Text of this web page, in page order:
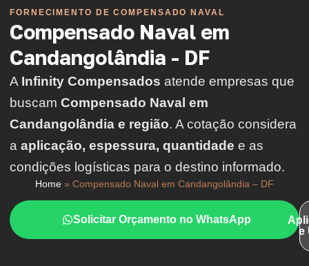
FORNECIMENTO DE COMPENSADO NAVAL
Compensado Naval em
Candangolândia - DF
A Infinity Compensados atende empresas que
buscam Compensado Naval em
Candangolândia e região. A cotação considera
a aplicação, espessura, quantidade e as
condições logísticas para o destino informado.
Home » Compensado Naval em Candangolândia – DF
Solicitar Orçamento no WhatsApp
e